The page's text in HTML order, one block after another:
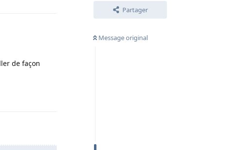
Partager
Message original
de façon